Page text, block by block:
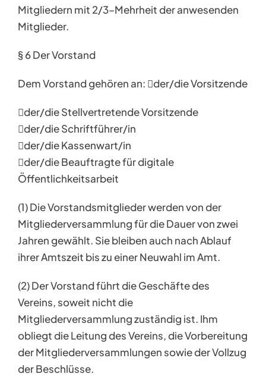
Mitgliedern mit 2/3–Mehrheit der anwesenden
Mitglieder.
§ 6 Der Vorstand
Dem Vorstand gehören an: der/die Vorsitzende
der/die Stellvertretende Vorsitzende
der/die Schriftführer/in
der/die Kassenwart/in
der/die Beauftragte für digitale
Öffentlichkeitsarbeit
(1) Die Vorstandsmitglieder werden von der
Mitgliederversammlung für die Dauer von zwei
Jahren gewählt. Sie bleiben auch nach Ablauf
ihrer Amtszeit bis zu einer Neuwahl im Amt.
(2) Der Vorstand führt die Geschäfte des
Vereins, soweit nicht die
Mitgliederversammlung zuständig ist. Ihm
obliegt die Leitung des Vereins, die Vorbereitung
der Mitgliederversammlungen sowie der Vollzug
der Beschlüsse.